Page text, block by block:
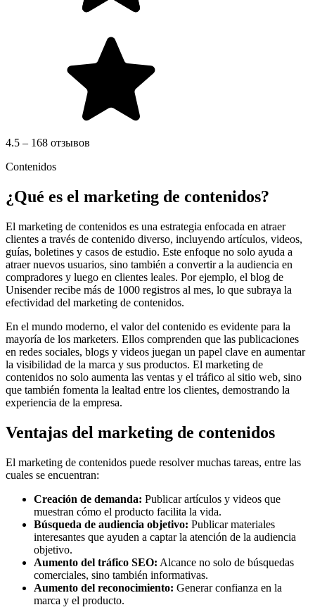
4.5 – 168 отзывов
Contenidos
¿Qué es el marketing de contenidos?
El marketing de contenidos es una estrategia enfocada en atraer
clientes a través de contenido diverso, incluyendo artículos, videos,
guías, boletines y casos de estudio. Este enfoque no solo ayuda a
atraer nuevos usuarios, sino también a convertir a la audiencia en
compradores y luego en clientes leales. Por ejemplo, el blog de
Unisender recibe más de 1000 registros al mes, lo que subraya la
efectividad del marketing de contenidos.
En el mundo moderno, el valor del contenido es evidente para la
mayoría de los marketers. Ellos comprenden que las publicaciones
en redes sociales, blogs y videos juegan un papel clave en aumentar
la visibilidad de la marca y sus productos. El marketing de
contenidos no solo aumenta las ventas y el tráfico al sitio web, sino
que también fomenta la lealtad entre los clientes, demostrando la
experiencia de la empresa.
Ventajas del marketing de contenidos
El marketing de contenidos puede resolver muchas tareas, entre las
cuales se encuentran:
Creación de demanda: Publicar artículos y videos que
muestran cómo el producto facilita la vida.
Búsqueda de audiencia objetivo: Publicar materiales
interesantes que ayuden a captar la atención de la audiencia
objetivo.
Aumento del tráfico SEO: Alcance no solo de búsquedas
comerciales, sino también informativas.
Aumento del reconocimiento: Generar confianza en la
marca y el producto.